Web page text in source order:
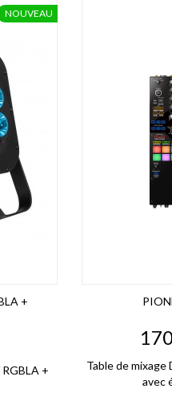
+
+
NOUVEAU
Table de mixage
avec